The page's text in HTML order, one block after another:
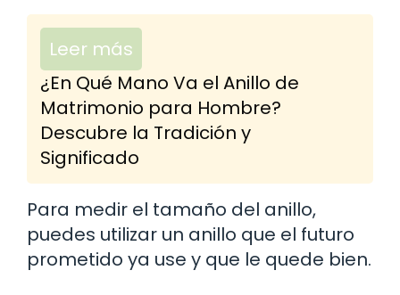
Leer más
¿En Qué Mano Va el Anillo de
Matrimonio para Hombre?
Descubre la Tradición y
Significado
Para medir el tamaño del anillo,
puedes utilizar un anillo que el futuro
prometido ya use y que le quede bien.